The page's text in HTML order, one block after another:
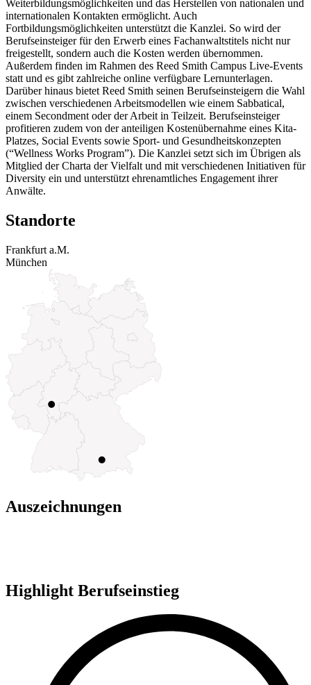
Weiterbildungsmöglichkeiten und das Herstellen von nationalen und
internationalen Kontakten ermöglicht. Auch
Fortbildungsmöglichkeiten unterstützt die Kanzlei. So wird der
Berufseinsteiger für den Erwerb eines Fachanwaltstitels nicht nur
freigestellt, sondern auch die Kosten werden übernommen.
Außerdem finden im Rahmen des Reed Smith Campus Live-Events
statt und es gibt zahlreiche online verfügbare Lernunterlagen.
Darüber hinaus bietet Reed Smith seinen Berufseinsteigern die Wahl
zwischen verschiedenen Arbeitsmodellen wie einem Sabbatical,
einem Secondment oder der Arbeit in Teilzeit. Berufseinsteiger
profitieren zudem von der anteiligen Kostenübernahme eines Kita-
Platzes, Social Events sowie Sport- und Gesundheitskonzepten
(“Wellness Works Program”). Die Kanzlei setzt sich im Übrigen als
Mitglied der Charta der Vielfalt und mit verschiedenen Initiativen für
Diversity ein und unterstützt ehrenamtliches Engagement ihrer
Anwälte.
Standorte
Frankfurt a.M.
München
Auszeichnungen
Highlight Berufseinstieg